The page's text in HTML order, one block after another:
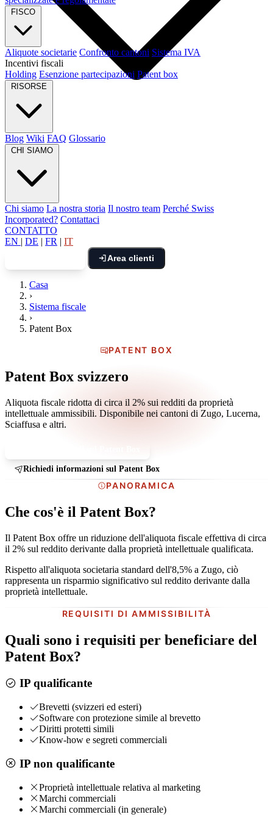
FISCO
Aliquote societarie Confronto cantoni Sistema IVA
Incentivi fiscali
Holding Esenzione partecipazioni Patent box
RISORSE
Blog Wiki FAQ Glossario
CHI SIAMO
Chi siamo La nostra storia Il nostro team Perché Swiss
Incorporated? Contattaci
CONTATTO
EN | DE | FR | IT
Area clienti
Casa
›
Sistema fiscale
›
Patent Box
PATENT BOX
Patent Box svizzero
Aliquota fiscale ridotta di circa il 2% sui redditi da proprietà
intellettuale ammissibili. Disponibile nei cantoni di Zugo, Lucerna,
Sciaffusa e altri.
Richiedi informazioni sul Patent Box
PANORAMICA
Che cos'è il Patent Box?
Il Patent Box offre un riduzione dell'aliquota fiscale effettiva di circa
il 2% sul reddito derivante dalla proprietà intellettuale qualificata.
Rispetto all'aliquota societaria standard dell'8,5% a Zugo, ciò
rappresenta un risparmio significativo sul reddito derivante dalla
proprietà intellettuale.
REQUISITI DI AMMISSIBILITÀ
Quali sono i requisiti per beneficiare del
Patent Box?
IP qualificante
Brevetti (svizzeri ed esteri)
Software con protezione simile al brevetto
Diritti protetti simili
Know-how e segreti commerciali
IP non qualificante
Proprietà intellettuale relativa al marketing
Marchi commerciali
Marchi commerciali (in generale)